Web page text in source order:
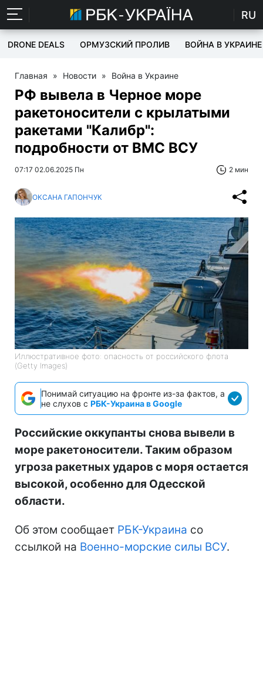
RU
DRONE DEALS ОРМУЗСКИЙ ПРОЛИВ ВОЙНА В УКРАИНЕ
Главная » Новости » Война в Украине
РФ вывела в Черное море
ракетоносители с крылатыми
ракетами "Калибр":
подробности от ВМС ВСУ
07:17 02.06.2025 Пн 2 мин
ОКСАНА ГАПОНЧУК
Иллюстративное фото: опасность от российского флота
(Getty Images)
Понимай ситуацию на фронте из-за фактов, а
не слухов с РБК-Украина в Google
Российские оккупанты снова вывели в
море ракетоносители. Таким образом
угроза ракетных ударов с моря остается
высокой, особенно для Одесской
области.
Об этом сообщает РБК-Украина со
ссылкой на Военно-морские силы ВСУ.